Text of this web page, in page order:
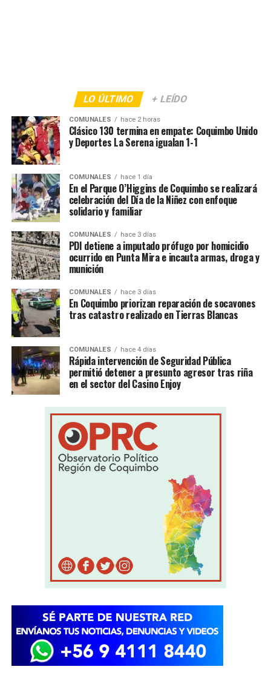
LO ÚLTIMO + LEÍDO
COMUNALES hace 2 horas
Clásico 130 termina en empate: Coquimbo Unido
y Deportes La Serena igualan 1-1
COMUNALES hace 1 día
En el Parque O’Higgins de Coquimbo se realizará
celebración del Día de la Niñez con enfoque
solidario y familiar
COMUNALES hace 3 días
PDI detiene a imputado prófugo por homicidio
ocurrido en Punta Mira e incauta armas, droga y
munición
COMUNALES hace 3 días
En Coquimbo priorizan reparación de socavones
tras catastro realizado en Tierras Blancas
COMUNALES hace 4 días
Rápida intervención de Seguridad Pública
permitió detener a presunto agresor tras riña
en el sector del Casino Enjoy